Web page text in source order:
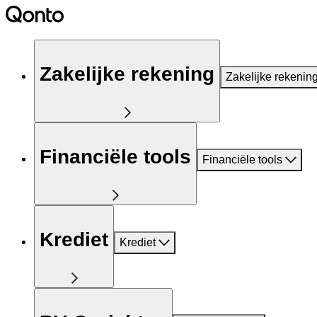
Zakelijke rekening Zakelijke
Financiële tools Financiële tools
Krediet Krediet